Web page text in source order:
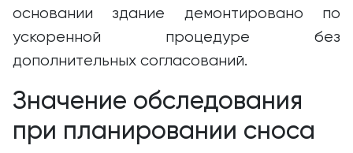
основании здание демонтировано по
ускоренной процедуре без
дополнительных согласований.
Значение обследования
при планировании сноса